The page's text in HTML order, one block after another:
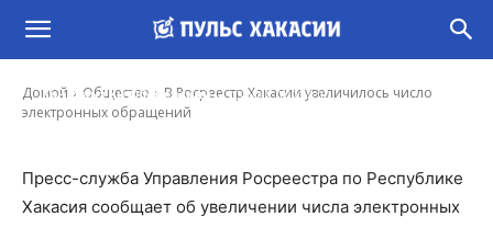
Домой Общество
В Росреестр Хакасии увеличилось число
электронных обращений
В Росреестр Хакасии увеличилось число
электронных обращений
Константин Обеленский - 13 Май, 2020 8:10
Пресс-служба Управления Росреестра по Республике
Хакасия сообщает об увеличении числа электронных